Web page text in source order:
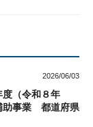
2026/06/03
度（令和８年
助事業 都道府県